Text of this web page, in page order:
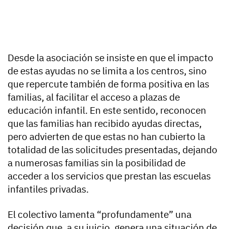
Desde la asociación se insiste en que el impacto
de estas ayudas no se limita a los centros, sino
que repercute también de forma positiva en las
familias, al facilitar el acceso a plazas de
educación infantil. En este sentido, reconocen
que las familias han recibido ayudas directas,
pero advierten de que estas no han cubierto la
totalidad de las solicitudes presentadas, dejando
a numerosas familias sin la posibilidad de
acceder a los servicios que prestan las escuelas
infantiles privadas.
El colectivo lamenta “profundamente” una